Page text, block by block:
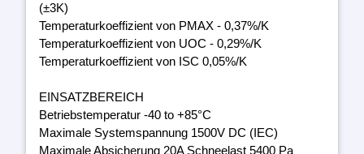
(±3K)
Temperaturkoeffizient von PMAX - 0,37%/K
Temperaturkoeffizient von UOC - 0,29%/K
Temperaturkoeffizient von ISC 0,05%/K
EINSATZBEREICH
Betriebstemperatur -40 to +85°C
Maximale Systemspannung 1500V DC (IEC)
Maximale Absicherung 20A Schneelast 5400 Pa